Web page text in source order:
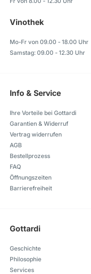
Vinothek
Mo-Fr von 09.00 - 18.00 Uhr
Samstag: 09.00 - 12.30 Uhr
Info & Service
Ihre Vorteile bei Gottardi
Garantien & Widerruf
Vertrag widerrufen
AGB
Bestellprozess
FAQ
Öffnungszeiten
Barrierefreiheit
Gottardi
Geschichte
Philosophie
Services